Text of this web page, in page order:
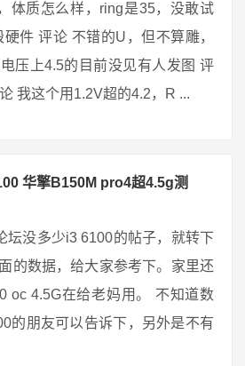
体质怎么样，ring是35，没敢试
件 评论 不错的U，但不算雕，
压上4.5的目前没见有人发图 评
我这个用1.2V超的4.2，R ...
华擎B150M pro4超4.5g测
坛没多少i3 6100的帖子，就转下
的数据，给大家参考下。家里还
oc 4.5G在给老妈用。 不知道数
的朋友可以告诉下，另外是不有